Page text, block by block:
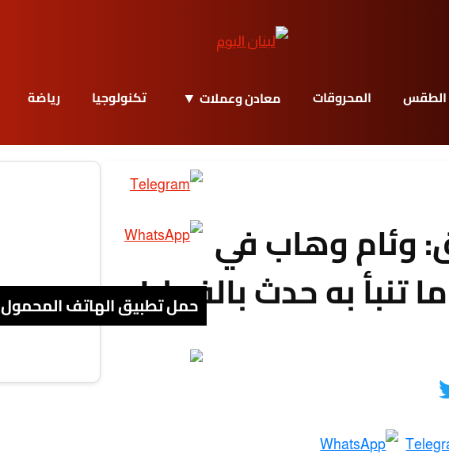
الطقس المحروقات معادن وعملات تكنولوجيا رياضة
وئام وهاب في
تنبأ به حدث بالفعل!حمل تطبيق الهاتف المحمول